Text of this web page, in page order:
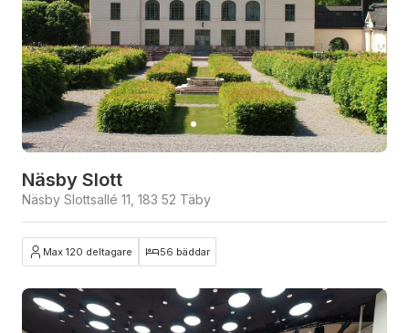
Näsby Slott
Näsby Slottsallé 11, 183 52 Täby
Max 120 deltagare 56 bäddar